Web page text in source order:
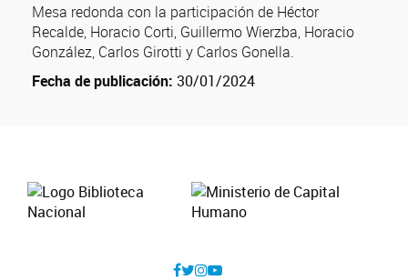
Mesa redonda con la participación de Héctor
Recalde, Horacio Corti, Guillermo Wierzba, Horacio
González, Carlos Girotti y Carlos Gonella.
Fecha de publicación: 30/01/2024